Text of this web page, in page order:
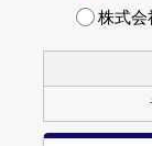
株式会